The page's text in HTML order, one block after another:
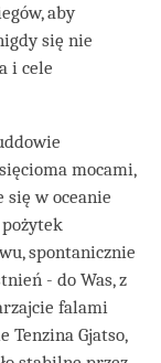
aby
się nie
i cele
mocami,
się w oceanie
spontanicznie
- do Was, z
falami
Tenzina Gjatso,